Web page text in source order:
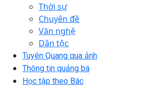
Thời sự
Chuyên đề
Văn nghệ
Dân tộc
Tuyên Quang qua ảnh
Thông tin quảng bá
Học tập theo Bác